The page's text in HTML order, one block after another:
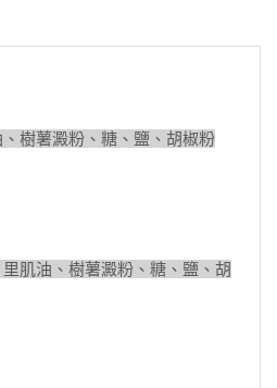
樹薯澱粉、糖、鹽、胡椒粉
肌油、樹薯澱粉、糖、鹽、胡